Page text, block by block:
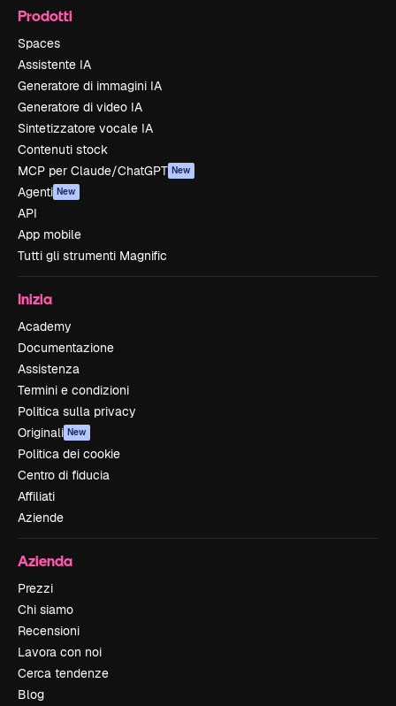
Prodotti
Spaces
Assistente IA
Generatore di immagini IA
Generatore di video IA
Sintetizzatore vocale IA
Contenuti stock
MCP per Claude/ChatGPT New
Agenti New
API
App mobile
Tutti gli strumenti Magnific
Inizia
Academy
Documentazione
Assistenza
Termini e condizioni
Politica sulla privacy
Originali New
Politica dei cookie
Centro di fiducia
Affiliati
Aziende
Azienda
Prezzi
Chi siamo
Recensioni
Lavora con noi
Cerca tendenze
Blog